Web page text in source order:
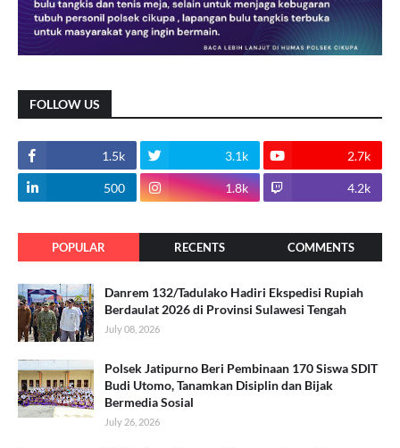
FOLLOW US
1.5k 3.1k 2.7k
500 1.8k 4.2k
POPULAR RECENTS COMMENTS
Danrem 132/Tadulako Hadiri Ekspedisi Rupiah
Berdaulat 2026 di Provinsi Sulawesi Tengah
July 08, 2026
Polsek Jatipurno Beri Pembinaan 170 Siswa SDIT
Budi Utomo, Tanamkan Disiplin dan Bijak
Bermedia Sosial
July 26, 2026